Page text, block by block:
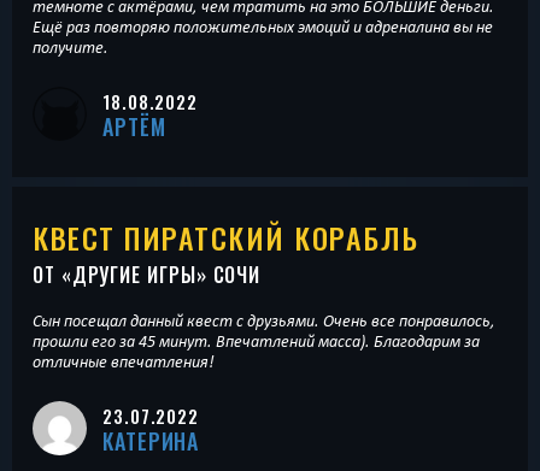
темноте с актёрами, чем тратить на это БОЛЬШИЕ деньги.
Ещё раз повторяю положительных эмоций и адреналина вы не
получите.
18.08.2022
АРТЁМ
КВЕСТ ПИРАТСКИЙ КОРАБЛЬ
ОТ «ДРУГИЕ ИГРЫ» СОЧИ
Сын посещал данный квест с друзьями. Очень все понравилось,
прошли его за 45 минут. Впечатлений масса). Благодарим за
отличные впечатления!
23.07.2022
КАТЕРИНА